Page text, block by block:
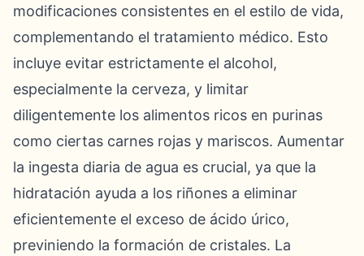
modificaciones consistentes en el estilo de vida,
complementando el tratamiento médico. Esto
incluye evitar estrictamente el alcohol,
especialmente la cerveza, y limitar
diligentemente los alimentos ricos en purinas
como ciertas carnes rojas y mariscos. Aumentar
la ingesta diaria de agua es crucial, ya que la
hidratación ayuda a los riñones a eliminar
eficientemente el exceso de ácido úrico,
previniendo la formación de cristales. La